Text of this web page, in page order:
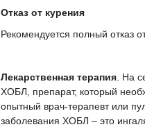
Отказ от курения
Рекомендуется полный отказ
Лекарственная терапия . На
ХОБЛ, препарат, который
опытный врач-терапевт или
заболевания ХОБЛ – это